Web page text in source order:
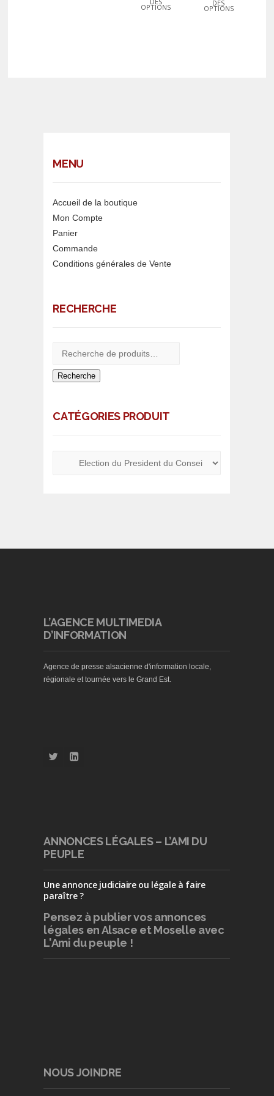
OPTIONS DES
OPTIONS
MENU
Accueil de la boutique
Mon Compte
Panier
Commande
Conditions générales de Vente
RECHERCHE
Recherche
CATÉGORIES PRODUIT
L’AGENCE MULTIMEDIA
D’INFORMATION
Agence de presse alsacienne d'information locale,
régionale et tournée vers le Grand Est.
ANNONCES LÉGALES – L’AMI DU
PEUPLE
Une annonce judiciaire ou légale à faire
paraître ?
Pensez à publiervos annonces
légales en Alsace et Moselle avec
L'Ami du peuple !
NOUS JOINDRE